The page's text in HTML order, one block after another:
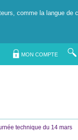
comme la langue de
MON COMPTE
technique du 14 mars